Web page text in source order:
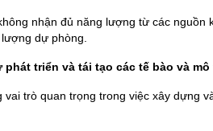
nhận đủ năng lượng từ các
dự phòng.
phát triển và tái tạo các tế bào và
vai trò quan trọng trong việc xây dựng